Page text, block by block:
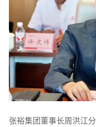
张裕集团董事长周洪江